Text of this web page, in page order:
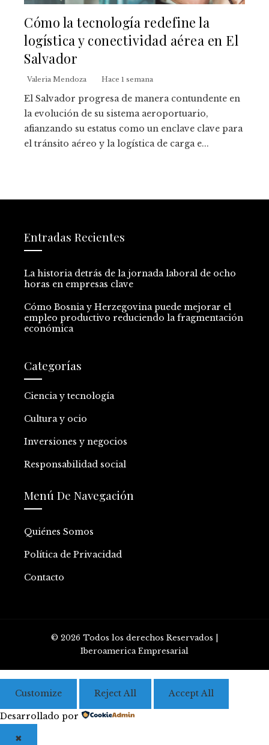
Cómo la tecnología redefine la
logística y conectividad aérea en El
Salvador
Valeria Mendoza Hace 1 semana
El Salvador progresa de manera contundente en
la evolución de su sistema aeroportuario,
afianzando su estatus como un enclave clave para
el tránsito aéreo y la logística de carga e...
Entradas Recientes
La historia detrás de la jornada laboral de ocho
horas en empresas clave
Cómo Bosnia y Herzegovina puede mejorar el
empleo productivo reduciendo la fragmentación
económica
Categorías
Ciencia y tecnología
Cultura y ocio
Inversiones y negocios
Responsabilidad social
Menú De Navegación
Quiénes Somos
Política de Privacidad
Contacto
© 2026 Todos los derechos Reservados |
Iberoamerica Empresarial
Customize Reject All Accept All
Desarrollado por
✖